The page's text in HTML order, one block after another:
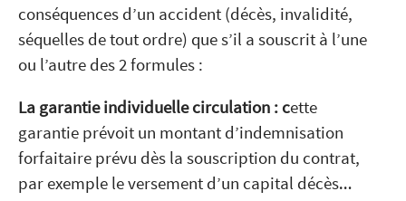
conséquences d’un accident (décès, invalidité,
séquelles de tout ordre) que s’il a souscrit à l’une
ou l’autre des 2 formules :
La garantie individuelle circulation : cette
garantie prévoit un montant d’indemnisation
forfaitaire prévu dès la souscription du contrat,
par exemple le versement d’un capital décès…